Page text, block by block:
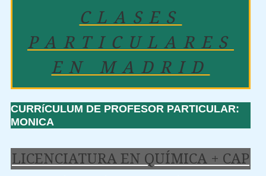
CLASES
PARTICULARES
EN MADRID
CURRíCULUM DE PROFESOR PARTICULAR:
MONICA
LICENCIATURA EN QUÍMICA + CAP